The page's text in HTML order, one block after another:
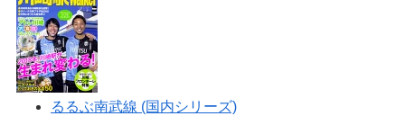
るるぶ南武線 (国内シリーズ)